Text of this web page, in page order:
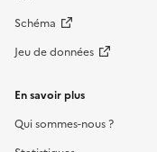
Schéma
Jeu de données
En savoir plus
Qui sommes-nous ?